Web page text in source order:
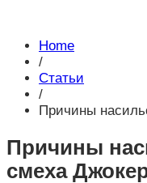
Home
/
Статьи
/
Причины
Причины
смеха